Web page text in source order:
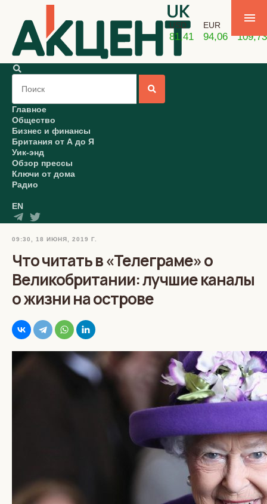
USD
81,41
EUR
94,06 109,73
Главное
Общество
Бизнес и финансы
Британия от А до Я
Уик-энд
Обзор прессы
Ключи от дома
Радио
EN
09:30, 18 ИЮНЯ, 2019 Г.
Что читать в «Телеграме» о
Великобритании: лучшие каналы
о жизни на острове